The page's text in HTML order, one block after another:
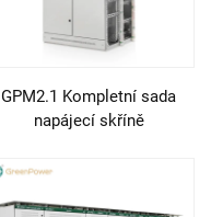
GPM2.1 Kompletní sada
napájecí skříně